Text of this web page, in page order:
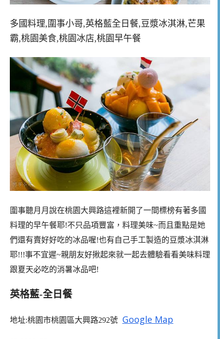
多國料理,圍事小哥,英格藍全日餐,豆漿冰淇淋,芒果
霸,桃園美食,桃園冰店,桃園早午餐
圍事聽月月說在桃園大興路這裡新開了一間標榜有著多國
料理的早午餐耶!不只品項豐富，料理美味~而且重點是她
們還有賣好好吃的冰品喔!也有自己手工製造的豆漿冰淇淋
耶!!!事不宜遲~親朋友好揪起來就一起去體驗看看美味料理
跟夏天必吃的消暑冰品吧!
英格藍-全日餐
地址:桃園市桃園區大興路292號 Google Map